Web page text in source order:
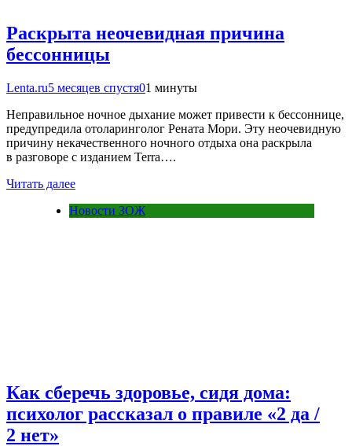
Раскрыта неочевидная причина
бессонницы
Lenta.ru5 месяцев спустя01 минуты
Неправильное ночное дыхание может привести к бессоннице,
предупредила отоларинголог Рената Мори. Эту неочевидную
причину некачественного ночного отдыха она раскрыла
в разговоре с изданием Terra….
Читать далее
Новости ЗОЖ
Как сберечь здоровье, сидя дома:
психолог рассказал о правиле «2 да /
2 нет»